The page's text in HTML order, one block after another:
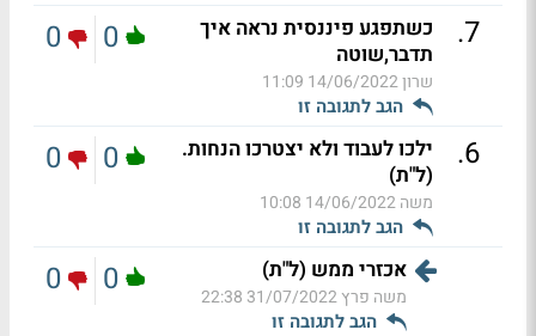
7
.
כשתפגע פיננסית נראה איך
תדבר,שוטה
שרון14/06/2022 11:09
הגב לתגובה זו
0
0
6
.
ילכו לעבוד ולא יצטרכו הנחות.
(ל"ת)
משה14/06/2022 10:08
הגב לתגובה זו
0
0
אכזרי ממש (ל"ת)
משה פרץ31/07/2022 22:38
הגב לתגובה זו
0
0